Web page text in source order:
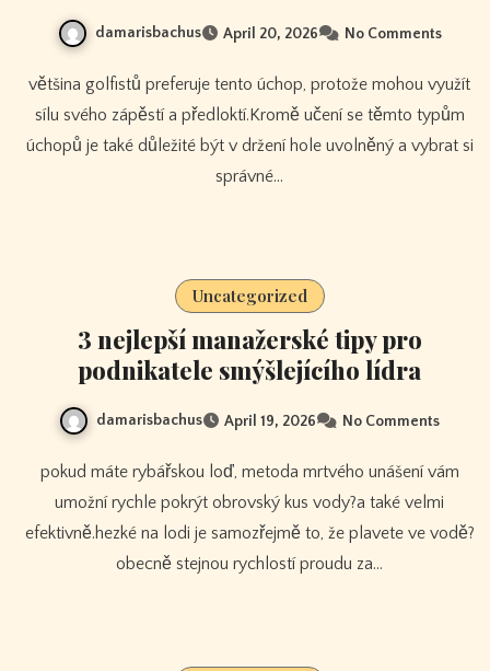
damarisbachus April 20, 2026 No Comments
většina golfistů preferuje tento úchop, protože mohou využít
sílu svého zápěstí a předloktí.Kromě učení se těmto typům
úchopů je také důležité být v držení hole uvolněný a vybrat si
správné…
Uncategorized
3 nejlepší manažerské tipy pro
podnikatele smýšlejícího lídra
damarisbachus April 19, 2026 No Comments
pokud máte rybářskou loď, metoda mrtvého unášení vám
umožní rychle pokrýt obrovský kus vody?a také velmi
efektivně.hezké na lodi je samozřejmě to, že plavete ve vodě?
obecně stejnou rychlostí proudu za…